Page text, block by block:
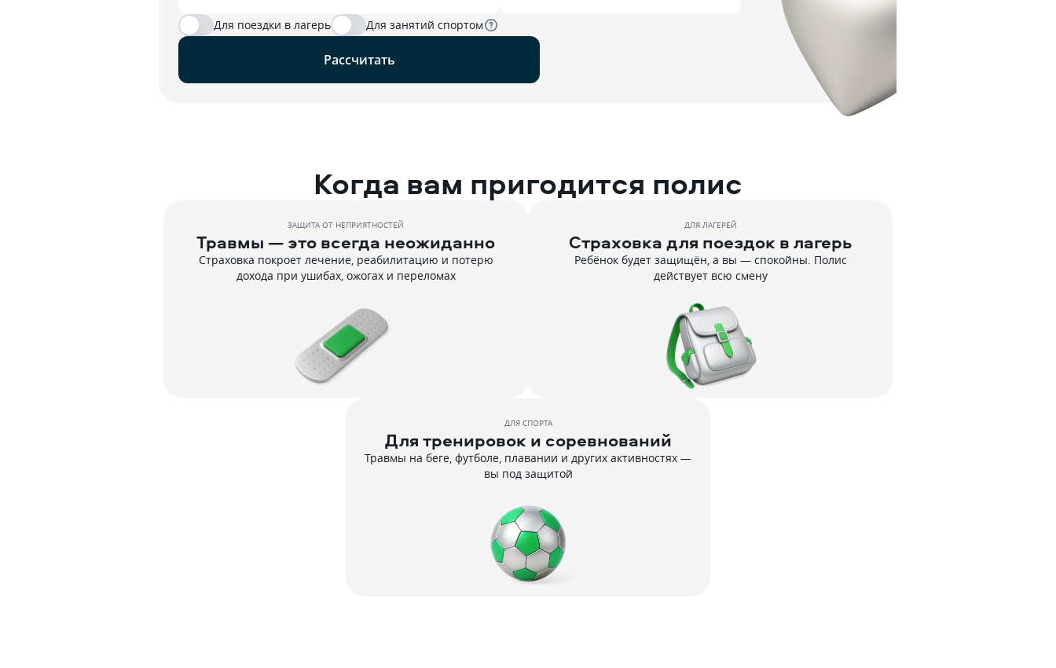
Для поездки в лагерь Для занятий спортом
Рассчитать
Когда вам пригодится полис
ЗАЩИТА ОТ НЕПРИЯТНОСТЕЙ
Травмы — это всегда неожиданно
Страховка покроет лечение, реабилитацию и потерю
дохода при ушибах, ожогах и переломах
ДЛЯ ЛАГЕРЕЙ
Страховка для поездок в лагерь
Ребёнок будет защищён, а вы — спокойны. Полис
действует всю смену
ДЛЯ СПОРТА
Для тренировок и соревнований
Травмы на беге, футболе, плавании и других активностях —
вы под защитой